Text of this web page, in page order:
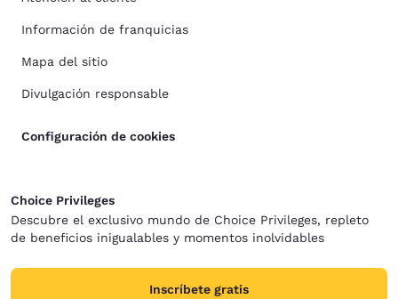
Información de franquicias
Mapa del sitio
Divulgación responsable
Configuración de cookies
Choice Privileges
Descubre el exclusivo mundo de Choice Privileges, repleto
de beneficios inigualables y momentos inolvidables
Inscríbete gratis